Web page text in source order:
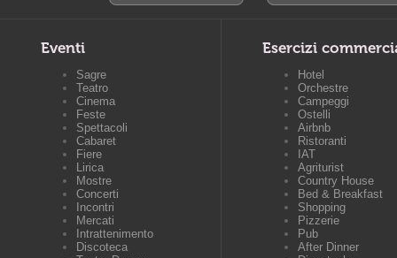
Eventi
Sagre
Teatro
Cinema
Feste
Spettacoli
Cabaret
Fiere
Lirica
Mostre
Concerti
Incontri
Mercati
Intrattenimento
Discoteca
Esercizi
Hotel
Orchestre
Campeggi
Ostelli
Airbnb
Ristoranti
IAT
Agriturist
Country House
Bed & Breakfast
Shopping
Pizzerie
Pub
After Dinner